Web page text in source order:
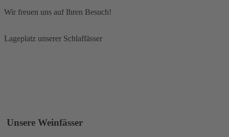
Wir freuen uns auf Ihren Besuch!
Lageplatz unserer Schlaffässer
Unsere Weinfässer